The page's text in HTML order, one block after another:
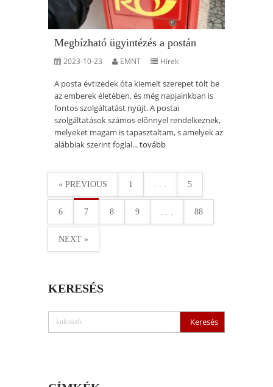
Megbízható ügyintézés a postán
2023-10-23 EMNT Hírek
A posta évtizedek óta kiemelt szerepet tölt be
az emberek életében, és még napjainkban is
fontos szolgáltatást nyújt. A postai
szolgáltatások számos előnnyel rendelkeznek,
melyeket magam is tapasztaltam, s amelyek az
alábbiak szerint foglal...tovább
« PREVIOUS 1 . . . 5
6 7 8 9 . . . 88
NEXT »
KERESÉS